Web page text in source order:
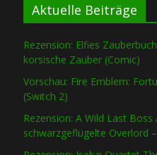
Aktuelle Beiträge
Rezension: Elfies
korsische Zauber (Comic)
Vorschau: Fire Emblem:
(Switch 2)
Rezension: A Wild Last
schwarzgeflügelte Overlord